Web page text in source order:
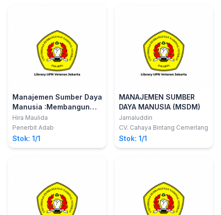
Manajemen Sumber Daya
Manusia :Membangun
Kompetensi Global Di Era
Digital
Hira Maulida
Penerbit Adab
Stok: 1/1
MANAJEMEN SUMBER
DAYA MANUSIA (MSDM)
Jamaluddin
CV. Cahaya Bintang Cemerlang
Stok: 1/1